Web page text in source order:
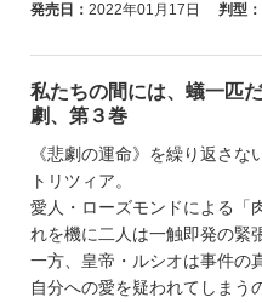
発売日： 2022年01月17日 判型：
私たちの間には、蟻一匹
劇、第３巻
《悲劇の運命》を繰り返さ
トリツィア。
愛人・ローズモンドによる「
れを機に二人は一触即発の緊
一方、皇帝・ルシオは事件の
自分への愛を疑われてしまう